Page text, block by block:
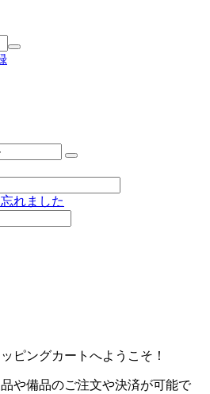
れました
ピングカートへようこそ！
や備品のご注文や決済が可能で